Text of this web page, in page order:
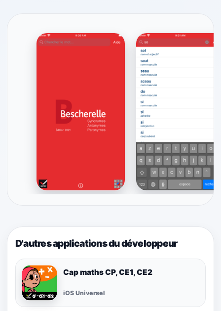
D'autres applications du développeur
Cap maths CP, CE1, CE2
iOS Universel